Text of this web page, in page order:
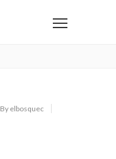
By elbosquec